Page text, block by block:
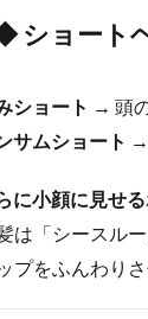
ボ
2.3
◆ ミ
ム
ロ
ング
編｜
イ
ショート
ショート → 頭
サムショート →
に小顔に見せ
は「シースル
プをふんわり